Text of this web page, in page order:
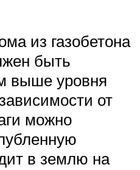
из газобетона
быть
выше уровня
от
можно
в землю на